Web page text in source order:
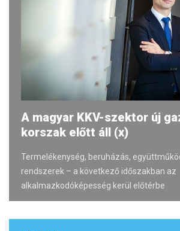
A magyar KKV-szektor új
korszak előtt áll (x)
Termelékenység, beruházás,
rendszerek – a következő időszakban az
alkalmazkodóképesség kerül előtérbe